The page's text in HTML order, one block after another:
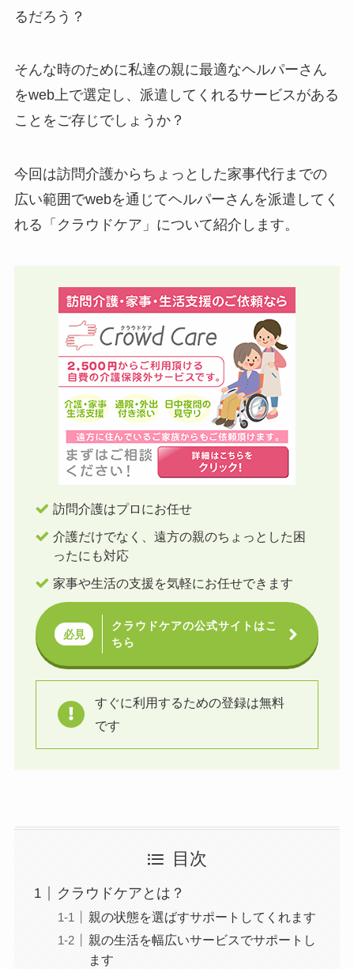
るだろう？
そんな時のために私達の親に最適なヘルパーさん
をweb上で選定し、派遣してくれるサービスがある
ことをご存じでしょうか？
今回は訪問介護からちょっとした家事代行までの
広い範囲でwebを通じてヘルパーさんを派遣してく
れる「クラウドケア」について紹介します。
訪問介護はプロにお任せ
介護だけでなく、遠方の親のちょっとした困
ったにも対応
家事や生活の支援を気軽にお任せできます
必見
クラウドケアの公式サイトはこ
ちら
すぐに利用するための登録は無料
です
目次
クラウドケアとは？
親の状態を選ばすサポートしてくれます
親の生活を幅広いサービスでサポートし
ます